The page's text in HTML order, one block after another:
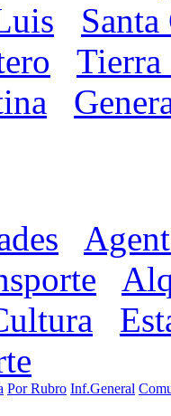
Tierra
Por Rubro Inf.General